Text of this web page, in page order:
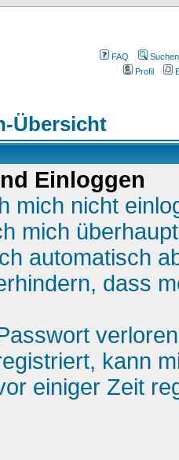
FAQ
Suchen
Profil
Übersicht
Einloggen
mich nicht
mich
automatisch
dass
kann
einiger Zeit